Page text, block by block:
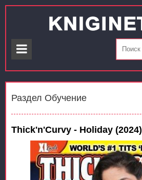
Раздел Обучение
Thick'n'Curvy - Holiday (2024)